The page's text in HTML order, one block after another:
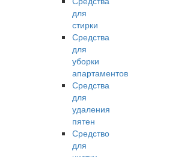
для
стирки
Средства
для
уборки
апартаментов
Средства
для
удаления
пятен
Средство
для